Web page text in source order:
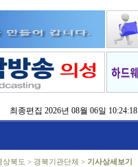
최종편집 2026년 08월 06일 10:24:18
상북도 > 경북기관단체 > 기사상세보기